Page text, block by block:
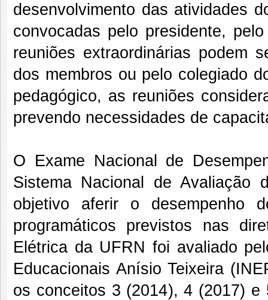
desenvolvimento das atividades
convocadas pelo presidente,
reuniões extraordinárias podem
dos membros ou pelo colegiado
pedagógico, as reuniões
prevendo necessidades de
O Exame Nacional de
Sistema Nacional de Avaliação
objetivo aferir o desempenho
programáticos previstos nas
Elétrica da UFRN foi avaliado
Educacionais Anísio Teixeira
os conceitos 3 (2014), 4 (2017)